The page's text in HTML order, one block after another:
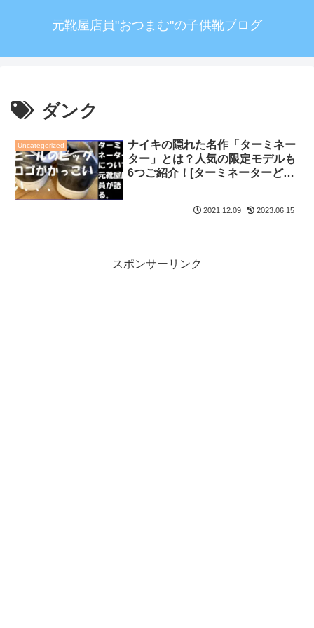
元靴屋店員"おつまむ"の子供靴ブログ
ダンク
Uncategorized
ナイキの隠れた名作「ターミネー
ター」とは？人気の限定モデルも
6つご紹介！[ターミネーターどこ
2021.12.09 2023.06.15
スポンサーリンク